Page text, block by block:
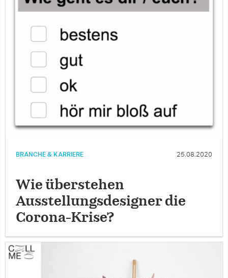
BRANCHE & KARRIERE 25.08.2020
Wie überstehen
Ausstellungsdesigner die
Corona-Krise?